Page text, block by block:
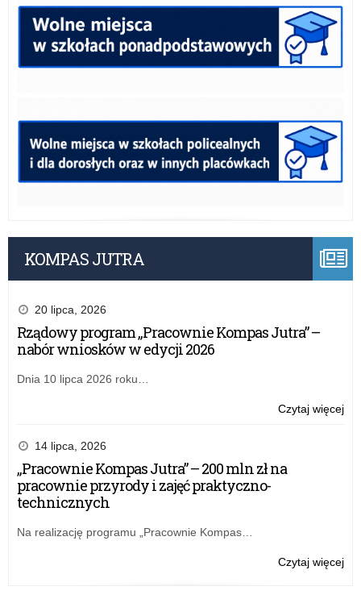
KOMPAS JUTRA
20 lipca, 2026
Rządowy program „Pracownie Kompas Jutra” –
nabór wniosków w edycji 2026
Dnia 10 lipca 2026 roku…
Czytaj więcejo:
w
14 lipca, 2026
„Pracownie Kompas Jutra” – 200 mln zł na
pracownie przyrody i zajęć praktyczno-
technicznych
Na realizację programu „Pracownie Kompas…
Czytaj więcejo: